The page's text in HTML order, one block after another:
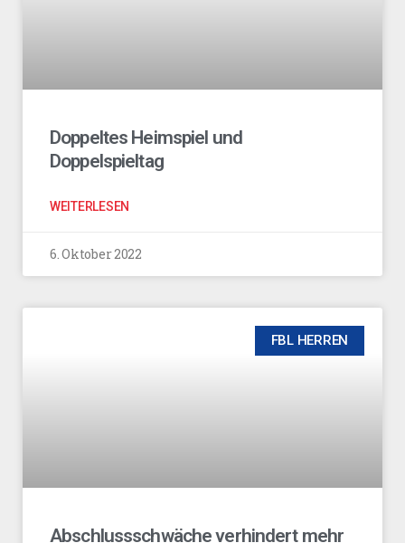
Doppeltes Heimspiel und
Doppelspieltag
WEITERLESEN
6. Oktober 2022
FBL HERREN
Abschlussschwäche verhindert mehr